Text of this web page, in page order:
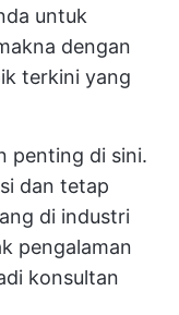
untuk
dengan
terkini yang
penting di sini.
dan tetap
di industri
pengalaman
konsultan